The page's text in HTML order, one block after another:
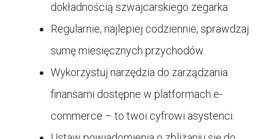
dokładnością szwajcarskiego zegarka.
Regularnie, najlepiej codziennie, sprawdzaj
sumę miesięcznych przychodów.
Wykorzystuj narzędzia do zarządzania
finansami dostępne w platformach e-
commerce – to twoi cyfrowi asystenci.